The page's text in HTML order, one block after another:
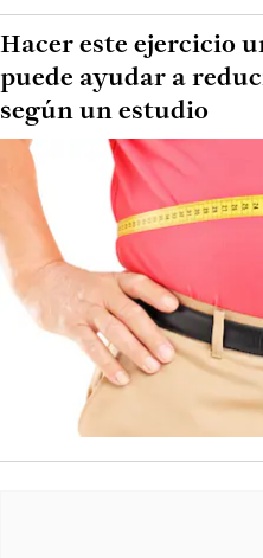
Hacer este ejercicio
puede ayudar a
según un estudio